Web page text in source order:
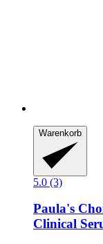
Warenkorb
5.0 (3)
Paula's
Clinical